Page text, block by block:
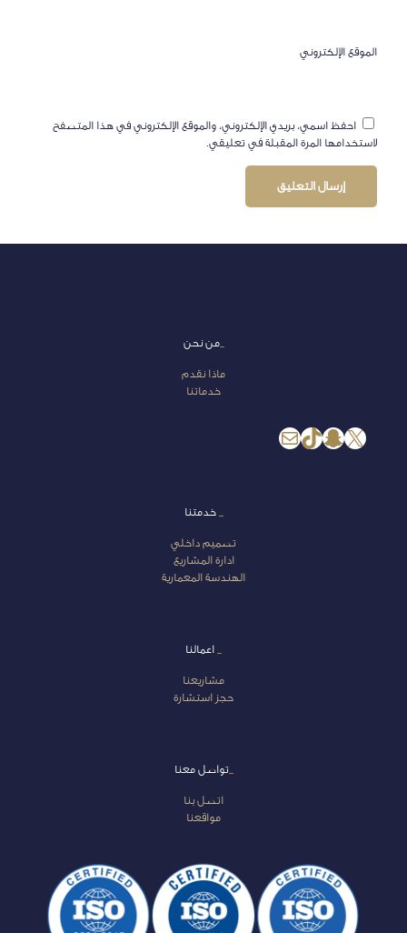
الموقع الإلكتروني
احفظ اسمي، بريدي الإلكتروني، والموقع الإلكتروني في هذا المتصفح
لاستخدامها المرة المقبلة في تعليقي.
_من نحن
ماذا نقدم
خدماتنا
إكس
سناب شاتتيك توكبريد
خدمتنا
تصميم داخلي
ادارة المشاريع
الهندسة المعمارية
اعمالنا
مشاريعنا
حجز استشارة
_تواصل معنا
اتصل بنا
مواقعنا